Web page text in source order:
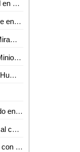
Refuerzan operativos de la Guardia Civil estatal en San Luis Potosí
El grafiti dejó de ser vandalismo para convertirse en arte urbano
Erasmo González Robledo consolida a Playa Miramar como referente nacional e internacional con el izamiento Blue Flag 2026-2027
Verano cineteca presenta Evil Dead, Moana y Minions y monstruos
Invitan a la inauguración de la exposición "Post Humanism" eros y thanatos, de Ennio Castellano
Presentarán el libro una mirada a nuestro pasado en el Othoniano
Carretera Valles–Tamazunchale ha beneficiado al comercio y turismo de Tamazunchale: CANACO
ExpoBecas 2026 llega por primera vez a Valles con descuentos de hasta 60% para estudiantes